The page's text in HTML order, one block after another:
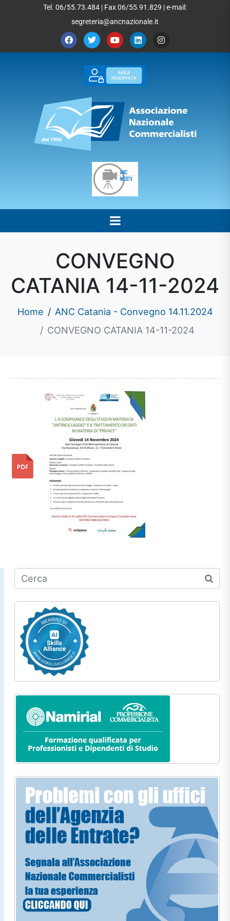
Tel. 06/55.73.484 | Fax 06/55.91.829 | e-mail:
segreteria@ancnazionale.it
CONVEGNO
CATANIA 14-11-2024
Home
ANC Catania - Convegno 14.11.2024
CONVEGNO CATANIA 14-11-2024